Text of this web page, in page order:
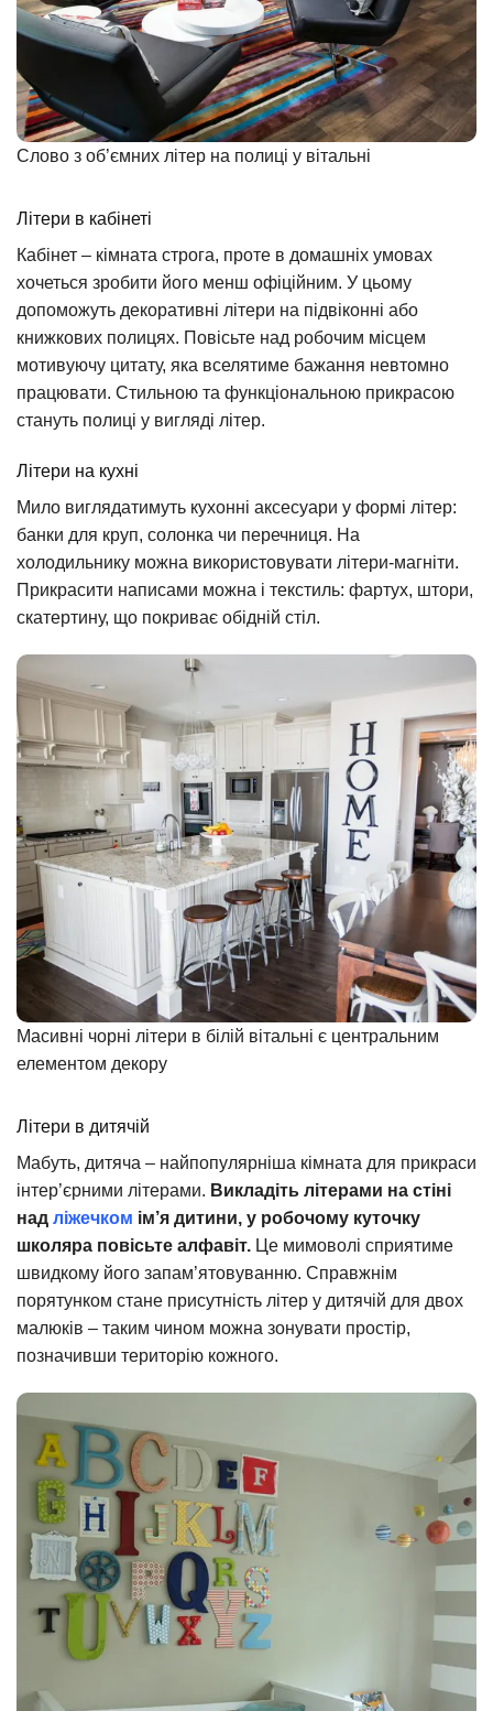
Слово з об’ємних літер на полиці у вітальні
Літери в кабінеті
Кабінет – кімната строга, проте в домашніх умовах
хочеться зробити його менш офіційним. У цьому
допоможуть декоративні літери на підвіконні або
книжкових полицях. Повісьте над робочим місцем
мотивуючу цитату, яка вселятиме бажання невтомно
працювати. Стильною та функціональною прикрасою
стануть полиці у вигляді літер.
Літери на кухні
Мило виглядатимуть кухонні аксесуари у формі літер:
банки для круп, солонка чи перечниця. На
холодильнику можна використовувати літери-магніти.
Прикрасити написами можна і текстиль: фартух, штори,
скатертину, що покриває обідній стіл.
Масивні чорні літери в білій вітальні є центральним
елементом декору
Літери в дитячій
Мабуть, дитяча – найпопулярніша кімната для прикраси
інтер’єрними літерами. Викладіть літерами на стіні
над ліжечком ім’я дитини, у робочому куточку
школяра повісьте алфавіт. Це мимоволі сприятиме
швидкому його запам’ятовуванню. Справжнім
порятунком стане присутність літер у дитячій для двох
малюків – таким чином можна зонувати простір,
позначивши територію кожного.